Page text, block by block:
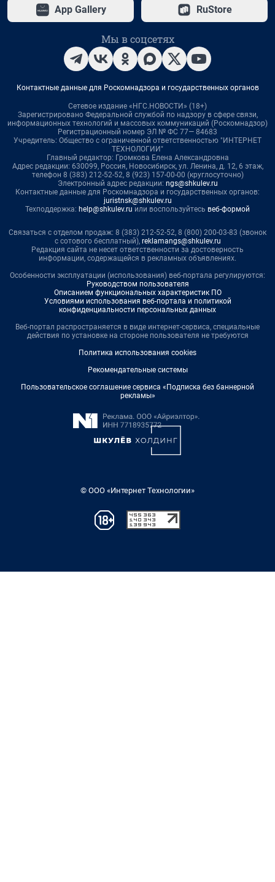
App Gallery RuStore
Мы в соцсетях
Контактные данные для Роскомнадзора и государственных органов
Сетевое издание «НГС.НОВОСТИ» (18+)
Зарегистрировано Федеральной службой по надзору в сфере связи,
информационных технологий и массовых коммуникаций (Роскомнадзор)
Регистрационный номер ЭЛ № ФС 77— 84683
Учредитель: Общество с ограниченной ответственностью "ИНТЕРНЕТ
ТЕХНОЛОГИИ"
Главный редактор: Громкова Елена Александровна
Адрес редакции: 630099, Россия, Новосибирск, ул. Ленина, д. 12, 6 этаж,
телефон 8 (383) 212-52-52, 8 (923) 157-00-00 (круглосуточно)
Электронный адрес редакции: ngs@shkulev.ru
Контактные данные для Роскомнадзора и государственных органов:
juristnsk@shkulev.ru
Техподдержка: help@shkulev.ru или воспользуйтесь веб-формой
Связаться с отделом продаж: 8 (383) 212-52-52, 8 (800) 200-03-83 (звонок
с сотового бесплатный), reklamangs@shkulev.ru
Редакция сайта не несет ответственности за достоверность
информации, содержащейся в рекламных объявлениях.
Особенности эксплуатации (использования) веб-портала регулируются:
Руководством пользователя
Описанием функциональных характеристик ПО
Условиями использования веб-портала и политикой
конфиденциальности персональных данных
Веб-портал распространяется в виде интернет-сервиса, специальные
действия по установке на стороне пользователя не требуются
Политика использования cookies
Рекомендательные системы
Пользовательское соглашение сервиса «Подписка без баннерной
рекламы»
© ООО «Интернет Технологии»